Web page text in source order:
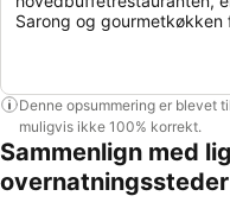
Sarong og
Denne opsummering er blevet
muligvis ikke 100% korrekt.
Sammenlign med
overnatningssteder